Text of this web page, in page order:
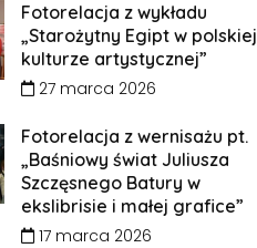
Fotorelacja z wykładu
„Starożytny Egipt w polskiej
kulturze artystycznej”
27 marca 2026
Fotorelacja z wernisażu pt.
„Baśniowy świat Juliusza
Szczęsnego Batury w
ekslibrisie i małej grafice”
17 marca 2026